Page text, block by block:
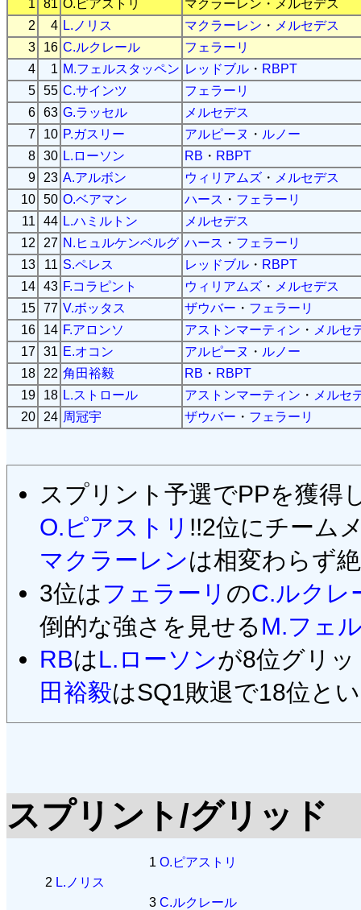
1 81 O.ピアストリ マクラーレン ・ メルセデス
2
4 L.ノリス マクラーレン ・ メルセデス
3
16 C.ルクレール
フェラーリ
4
1 M.フェルスタッペン レッドブル ・ RBPT
5 55 C.サインツ
フェラーリ
6 63 G.ラッセル
メルセデス
7
10 P.ガスリー アルピーヌ ・ ルノー
8 30 L.ローソン RB ・ RBPT
9
23 A.アルボン ウィリアムズ ・ メルセデス
10 50 O.ベアマン ハース ・ フェラーリ
11
44 L.ハミルトン
メルセデス
12
27 N.ヒュルケンベルグ ハース ・ フェラーリ
13
11 S.ペレス レッドブル ・ RBPT
14 43 F.コラピント ウィリアムズ ・ メルセデス
15 77 V.ボッタス ザウバー ・ フェラーリ
16
14 F.アロンソ アストンマーティン ・ メルセ
17 31 E.オコン アルピーヌ ・ ルノー
18
22 角田裕毅 RB ・ RBPT
19
18 L.ストロール アストンマーティン ・ メルセ
20
24 周冠宇 ザウバー ・ フェラーリ
スプリント予選でPPを獲得
O.ピアストリ !!2位にチーム
マクラーレンは相変わらず
3位は フェラーリ のC.ルクレ
倒的な強さを見せる M.フェ
RBはL.ローソンが8位グリ
田裕毅はSQ1敗退で18位と
スプリント/グリッド
1 O.ピアストリ
2 L.ノリス
3 C.ルクレール